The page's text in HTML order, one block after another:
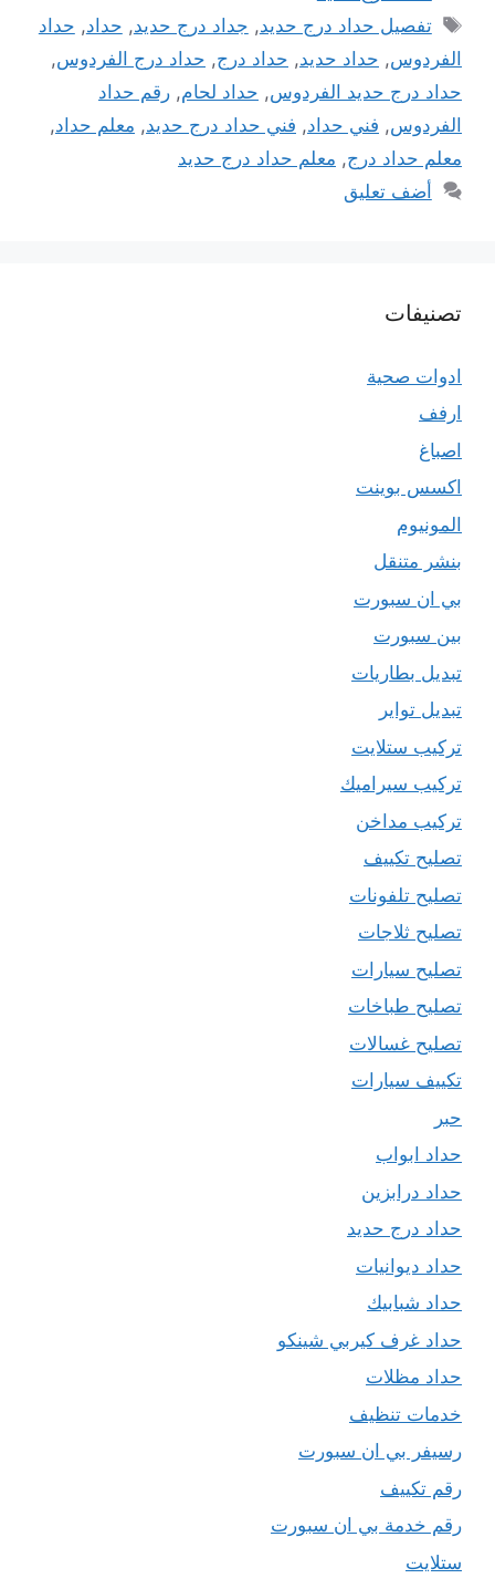
الوسوم
تفصيل حداد درج حديد, جداد درج حديد, حداد, حداد
الفردوس, حداد حديد, حداد درج, حداد درج الفردوس,
حداد درج حديد الفردوس, حداد لحام, رقم حداد
الفردوس, فني حداد, فني حداد درج حديد, معلم حداد,
معلم حداد درج, معلم حداد درج حديد
أضف تعليق
تصنيفات
ادوات صحية
ارفف
اصباغ
اكسس بوينت
المونيوم
بنشر متنقل
بي ان سبورت
بين سبورت
تبديل بطاريات
تبديل تواير
تركيب ستلايت
تركيب سيراميك
تركيب مداخن
تصليح تكييف
تصليح تلفونات
تصليح ثلاجات
تصليح سيارات
تصليح طباخات
تصليح غسالات
تكييف سيارات
حبر
حداد ابواب
حداد درابزين
حداد درج حديد
حداد ديوانيات
حداد شبابيك
حداد غرف كيربي شينكو
حداد مظلات
خدمات تنظيف
رسيفر بي ان سبورت
رقم تكييف
رقم خدمة بي ان سبورت
ستلايت